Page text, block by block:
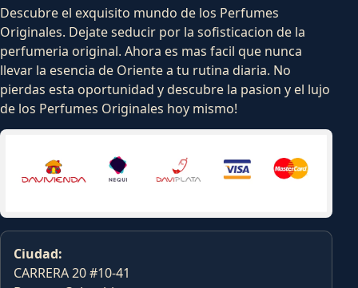
Descubre el exquisito mundo de los Perfumes
Originales. Dejate seducir por la sofisticacion de la
perfumeria original. Ahora es mas facil que nunca
llevar la esencia de Oriente a tu rutina diaria. No
pierdas esta oportunidad y descubre la pasion y el lujo
de los Perfumes Originales hoy mismo!
Ciudad:
CARRERA 20 #10-41